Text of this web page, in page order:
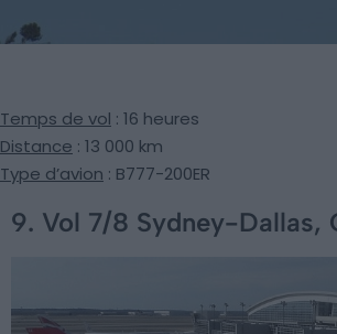
Temps de vol : 16 heures
Distance : 13 000 km
Type d’avion : B777-200ER
9. Vol 7/8 Sydney-Dallas,